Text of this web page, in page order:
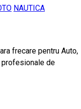
NAUTICA
frecare pentru Auto,
profesionale de